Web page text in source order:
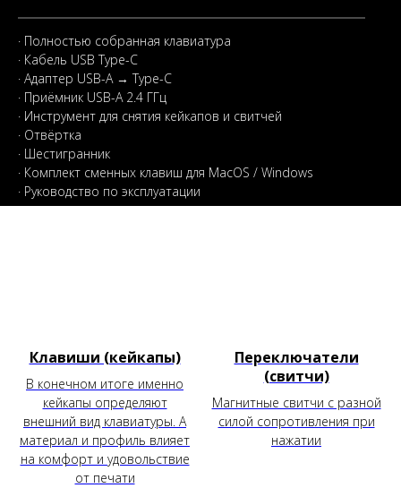
· Полностью собранная клавиатура
· Кабель USB Type-C
· Адаптер USB-A → Type-C
· Приёмник USB-A 2.4 ГГц
· Инструмент для снятия кейкапов и свитчей
· Отвёртка
· Шестигранник
· Комплект сменных клавиш для MacOS / Windows
· Руководство по эксплуатации
Клавиши (кейкапы)
В конечном итоге именно
кейкапы определяют
внешний вид клавиатуры. А
материал и профиль влияет
на комфорт и удовольствие
от печати
Переключатели
(свитчи)
Магнитные свитчи с разной
силой сопротивления при
нажатии